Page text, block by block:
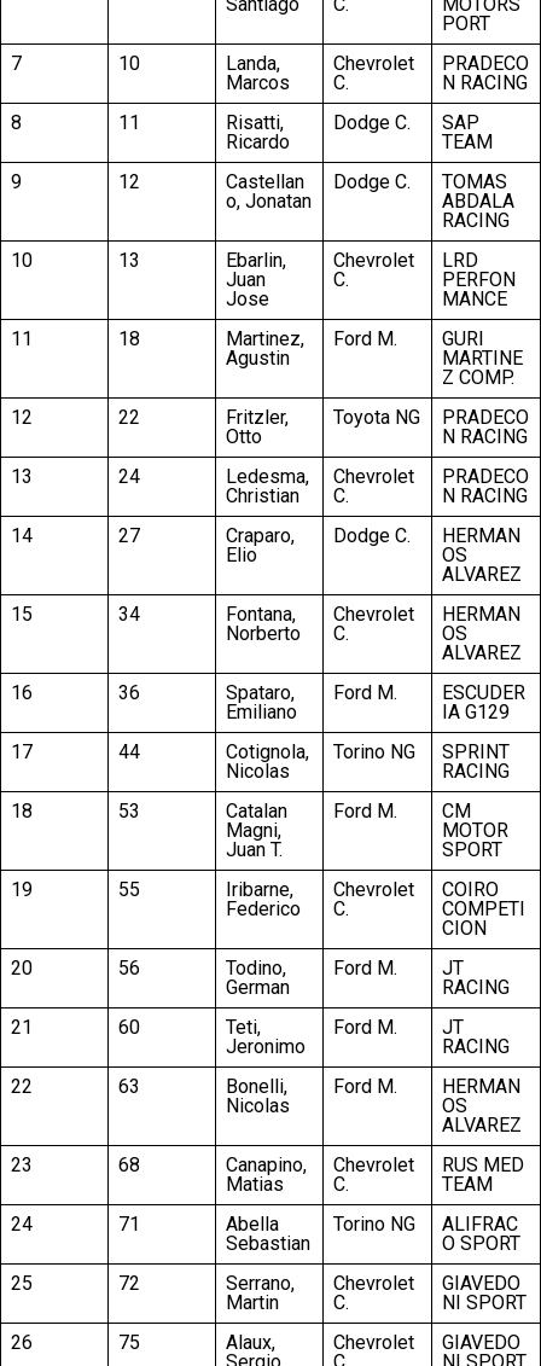
PORT
7
10
Landa,
Marcos
Chevrolet
C.
PRADECO
N RACING
8
11
Risatti,
Ricardo
Dodge C.
SAP
TEAM
9
12
Castellan
o, Jonatan
Dodge C.
TOMAS
ABDALA
RACING
10
13
Ebarlin,
Juan
Jose
Chevrolet
C.
LRD
PERFON
MANCE
11
18
Martinez,
Agustin
Ford M.
GURI
MARTINE
Z COMP.
12
22
Fritzler,
Otto
Toyota NG
PRADECO
N RACING
13
24
Ledesma,
Christian
Chevrolet
C.
PRADECO
N RACING
14
27
Craparo,
Elio
Dodge C.
HERMAN
OS
ALVAREZ
15
34
Fontana,
Norberto
Chevrolet
C.
HERMAN
OS
ALVAREZ
16
36
Spataro,
Emiliano
Ford M.
ESCUDER
IA G129
17
44
Cotignola,
Nicolas
Torino NG
SPRINT
RACING
18
53
Catalan
Magni,
Juan T.
Ford M.
CM
MOTOR
SPORT
19
55
Iribarne,
Federico
Chevrolet
C.
COIRO
COMPETI
CION
20
56
Todino,
German
Ford M.
JT
RACING
21
60
Teti,
Jeronimo
Ford M.
JT
RACING
22
63
Bonelli,
Nicolas
Ford M.
HERMAN
OS
ALVAREZ
23
68
Canapino,
Matias
Chevrolet
C.
RUS MED
TEAM
24
71
Abella
Sebastian
Torino NG
ALIFRAC
O SPORT
25
72
Serrano,
Martin
Chevrolet
C.
GIAVEDO
NI SPORT
26
75
Alaux,
Chevrolet
GIAVEDO